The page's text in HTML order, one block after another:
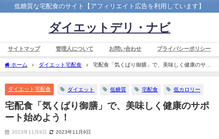
低糖質な宅配食のサイト【アフィリエイト広告を利用しています】
ダイエットデリ・ナビ
サイトマップ 管理人について お問い合わせ プライバシーポリシー
ホーム ダイエット宅配食
宅配食「気くばり御膳」で、美味しく健康のサポ
ート始めよう！
ダイエット宅配食 ダイエット 低糖質 宅配食 低カロリー
宅配食「気くばり御膳」で、美味しく健康のサポ
ート始めよう！
2023年11月9日 2023年11月9日